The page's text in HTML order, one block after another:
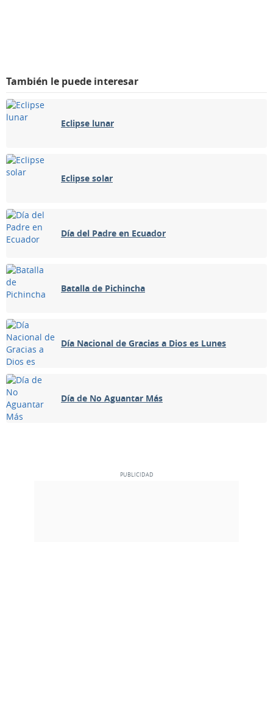
También le puede interesar
Eclipse lunar
Eclipse solar
Día del Padre en Ecuador
Batalla de Pichincha
Día Nacional de Gracias a Dios es Lunes
Día de No Aguantar Más